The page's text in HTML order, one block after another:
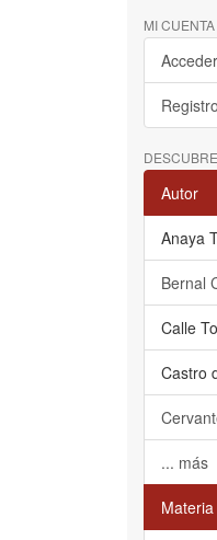
MI CUENTA
Acceder
Registro
DESCUBRE
Autor
Anaya
Bernal
Calle
Castro
... más
Materia